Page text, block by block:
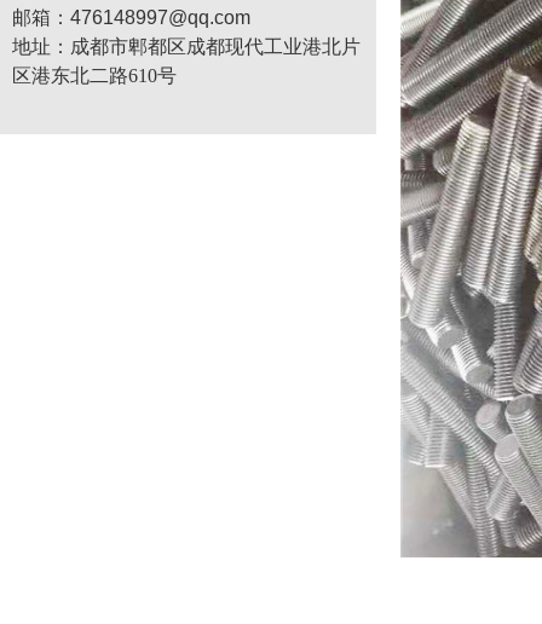
邮箱：476148997@qq.com
地址： 成都市郫都区成都现代工业港北片
区港东北二路610号